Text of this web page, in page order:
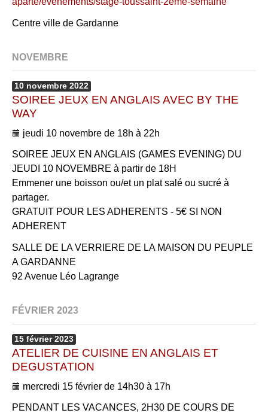
Centre ville de Gardanne
NOVEMBRE
10 novembre 2022
SOIREE JEUX EN ANGLAIS AVEC BY THE
WAY
jeudi 10 novembre de 18h à 22h
SOIREE JEUX EN ANGLAIS (GAMES EVENING) DU
JEUDI 10 NOVEMBRE à partir de 18H
Emmener une boisson ou/et un plat salé ou sucré à
partager.
GRATUIT POUR LES ADHERENTS - 5€ SI NON
ADHERENT
SALLE DE LA VERRIERE DE LA MAISON DU PEUPLE
A GARDANNE
92 Avenue Léo Lagrange
FÉVRIER 2023
15 février 2023
ATELIER DE CUISINE EN ANGLAIS ET
DEGUSTATION
mercredi 15 février de 14h30 à 17h
PENDANT LES VACANCES, 2H30 DE COURS DE